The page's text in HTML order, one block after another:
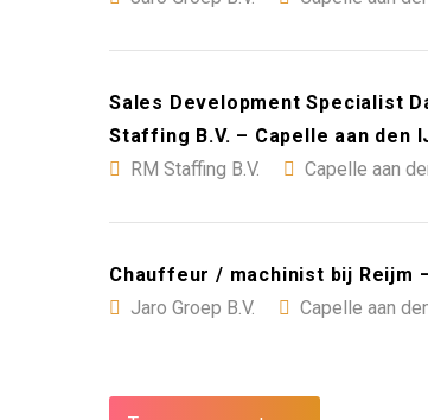
Sales Development Specialist
Staffing B.V. – Capelle aan den
RM Staffing B.V.
Capelle aan
Chauffeur / machinist bij Reijm
Jaro Groep B.V.
Capelle aan